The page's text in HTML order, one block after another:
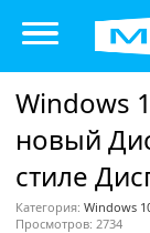
Windows
новый
стиле
Категория: Windows
Просмотров: 2734